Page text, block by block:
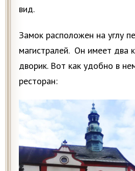
вид.
Замок расположен на углу
магистралей. Он имеет два
дворик. Вот как удобно в
pеcторан: